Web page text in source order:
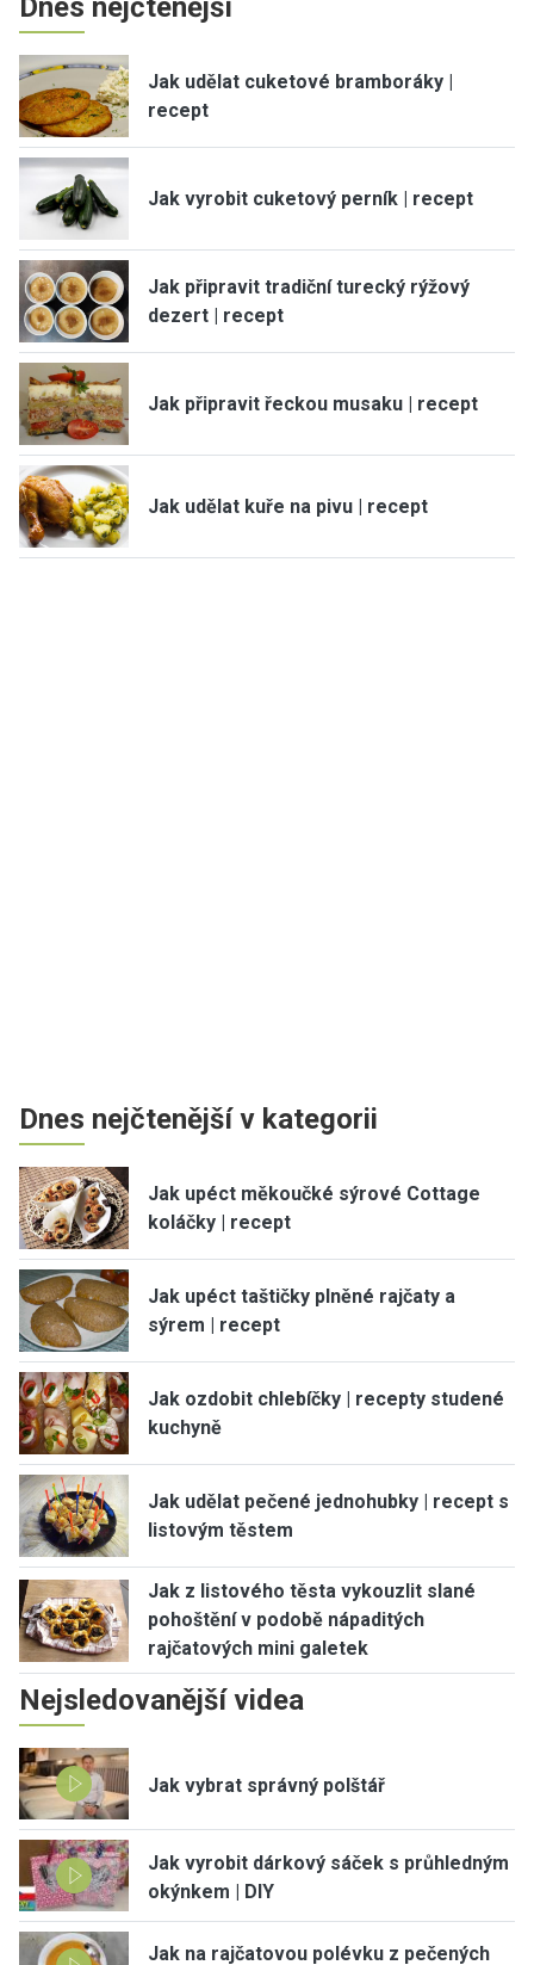
Dnes nejčtenější
Jak udělat cuketové bramboráky |
recept
Jak vyrobit cuketový perník | recept
Jak připravit tradiční turecký rýžový
dezert | recept
Jak připravit řeckou musaku | recept
Jak udělat kuře na pivu | recept
Dnes nejčtenější v kategorii
Jak upéct měkoučké sýrové Cottage
koláčky | recept
Jak upéct taštičky plněné rajčaty a
sýrem | recept
Jak ozdobit chlebíčky | recepty studené
kuchyně
Jak udělat pečené jednohubky | recept s
listovým těstem
Jak z listového těsta vykouzlit slané
pohoštění v podobě nápaditých
rajčatových mini galetek
Nejsledovanější videa
Jak vybrat správný polštář
Jak vyrobit dárkový sáček s průhledným
okýnkem | DIY
Jak na rajčatovou polévku z pečených